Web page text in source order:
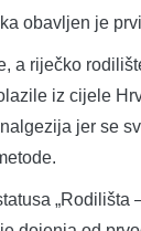
obavljen je
a riječko
iz cijele
jer se
„Rodilišta